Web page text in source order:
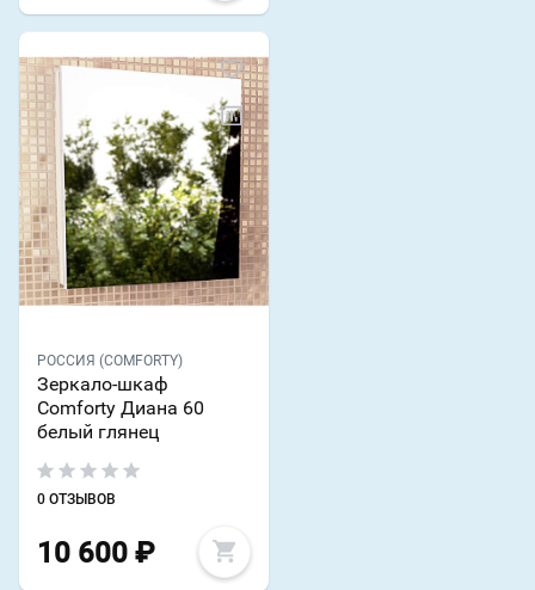
РОССИЯ (COMFORTY)
Зеркало-шкаф
Comforty Диана 60
белый глянец
0 ОТЗЫВОВ
10 600 ₽